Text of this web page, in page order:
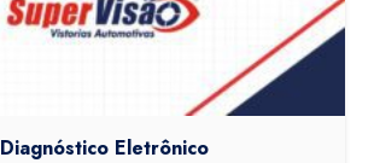
Diagnóstico Eletrônico